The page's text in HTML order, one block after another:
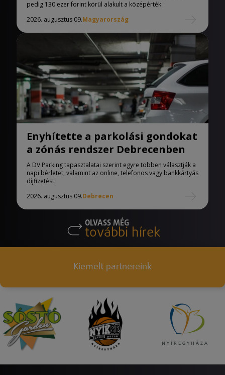
pedig 130 ezer forint körül alakult a középérték.
2026. augusztus 09.Magyarország
Enyhítette a parkolási gondokat
a zónás rendszer Debrecenben
A DV Parking tapasztalatai szerint egyre többen választják a
napi bérletet, valamint az online, telefonos vagy bankkártyás
díjfizetést.
2026. augusztus 09.Debrecen
OLVASS MÉG
további hírek
Kiemelt partnereink